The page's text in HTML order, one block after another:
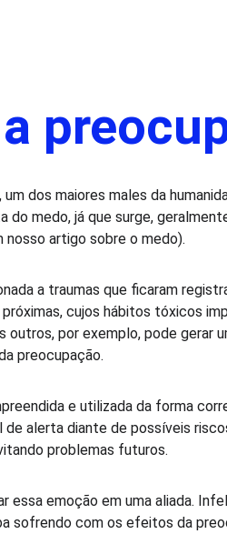
dos maiores males da
do medo, já que surge,
nosso artigo sobre o medo).
a traumas que ficaram
próximas, cujos hábitos tóxicos
outros, por exemplo, pode gerar
preocupação.
e utilizada da forma
de alerta diante de possíveis
problemas futuros.
essa emoção em uma aliada.
sofrendo com os efeitos da